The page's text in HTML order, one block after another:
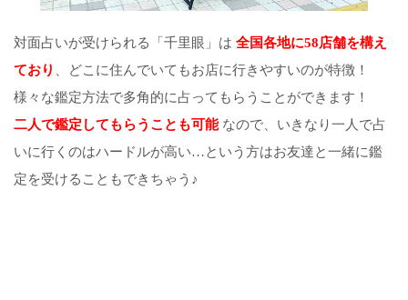
対面占いが受けられる「千里眼」は 全国各地に58店舗を構え
ており 、どこに住んでいてもお店に行きやすいのが特徴！
様々な鑑定方法で多角的に占ってもらうことができます！
二人で鑑定してもらうことも可能なので、いきなり一人で占
いに行くのはハードルが高い…という方はお友達と一緒に鑑
定を受けることもできちゃう♪